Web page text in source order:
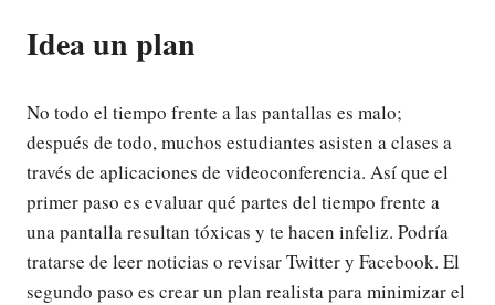
Idea un plan
No todo el tiempo frente a las pantallas es malo;
después de todo, muchos estudiantes asisten a clases a
través de aplicaciones de videoconferencia. Así que el
primer paso es evaluar qué partes del tiempo frente a
una pantalla resultan tóxicas y te hacen infeliz. Podría
tratarse de leer noticias o revisar Twitter y Facebook. El
segundo paso es crear un plan realista para minimizar el